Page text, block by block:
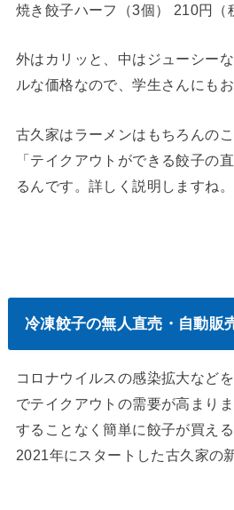
焼き餃子ハーフ（3個） 210円（
外はカリッと、中はジューシー
ルな価格なので、学生さんにもお
古久家はラーメンはもちろんの
「テイクアウトができる餃子の
るんです。詳しく説明しますね。
冷凍餃子の無人直売・自動販
コロナウイルスの感染拡大など
でテイクアウトの需要が高まり
することなく簡単に餃子が買え
2021年にスタートした古久家の